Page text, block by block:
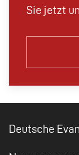
Sie jetzt
Deutsche